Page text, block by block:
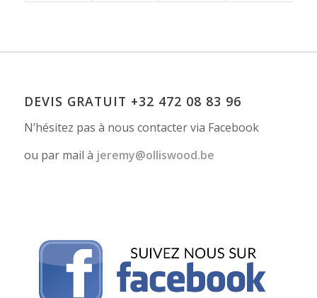
DEVIS GRATUIT +32 472 08 83 96
N’hésitez pas à nous contacter via Facebook
ou par mail à
eb.do
owsil
lo@ym
erej